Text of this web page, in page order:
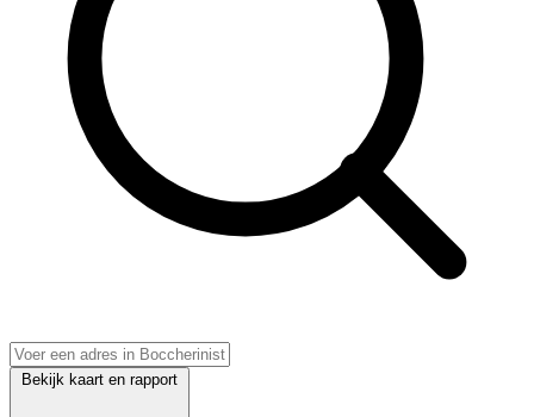
Bekijk kaart en rapport